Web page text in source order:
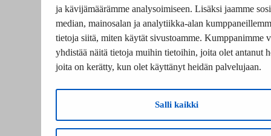
ja kävijämäärämme analysoimiseen. Lisäksi jaamme
median, mainosalan ja analytiikka-alan
tietoja siitä, miten käytät sivustoamme. Kumppanimme
yhdistää näitä tietoja muihin tietoihin, joita olet antanut
joita on kerätty, kun olet käyttänyt heidän palvelujaan.
Salli kaikki